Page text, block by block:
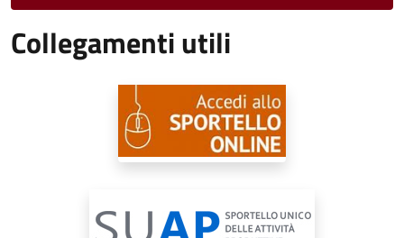
Collegamenti utili